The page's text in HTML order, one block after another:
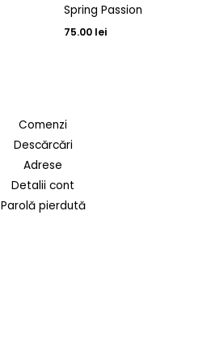
Spring Passion
75.00 lei
Comenzi
Descărcări
Adrese
Detalii cont
Parolă pierdută